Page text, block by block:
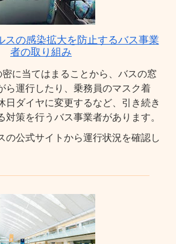
スの感染拡大を防止するバス事業
者の取り組み
に当てはまることから、バスの窓
ら運行したり、乗務員のマスク着
日ダイヤに変更するなど、引き続き
策を行うバス事業者があります。
の公式サイトから運行状況を確認し